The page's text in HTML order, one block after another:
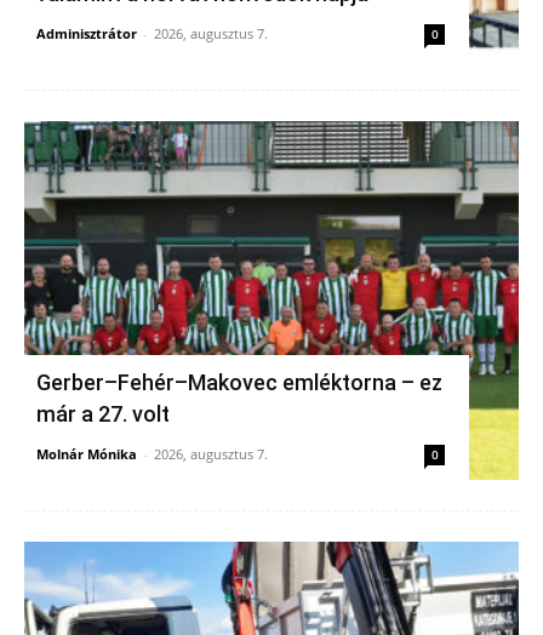
Adminisztrátor - 2026, augusztus 7. 0
Gerber–Fehér–Makovec emléktorna – ez
már a 27. volt
Molnár Mónika - 2026, augusztus 7. 0